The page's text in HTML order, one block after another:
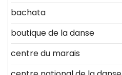
bachata
boutique de la danse
centre du marais